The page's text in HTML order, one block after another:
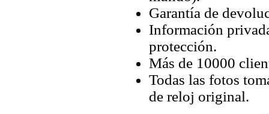
Garantía de
Información
protección.
Más de 10000
Todas las fotos
de reloj original.